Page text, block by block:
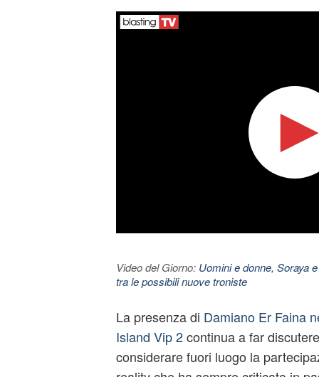
Video del Giorno: Uomini e donne, Soraya
tra le possibili nuove troniste
La presenza di Damiano Er Faina
Island Vip 2continua a far
considerare fuori luogo la